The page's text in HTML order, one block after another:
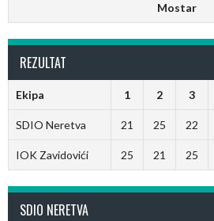
Mostar
REZULTAT
Ekipa 1 2 3
SDIO Neretva 21 25 22
IOK Zavidovići 25 21 25
SDIO NERETVA